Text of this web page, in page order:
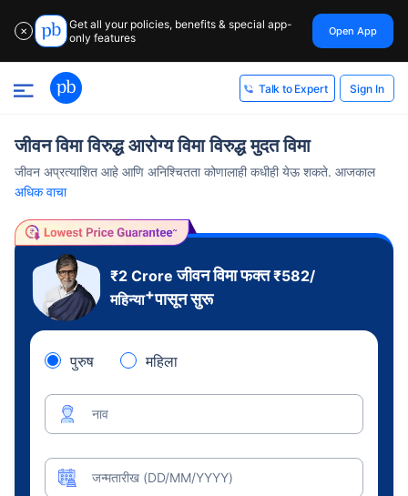
✕
Get all your policies, benefits & special app-
only features
Open App
Talk to Expert Sign In
जीवन विमा विरुद्ध आरोग्य विमा विरुद्ध मुदत विमा
जीवन अप्रत्याशित आहे आणि अनिश्चितता कोणालाही कधीही येऊ शकते. आजकाल
अधिक वाचा
₹2 Croreजीवन विमा फक्त₹582/
महिन्या+पासून सुरू
पुरुष महिला
नाव
जन्मतारीख (DD/MM/YYYY)